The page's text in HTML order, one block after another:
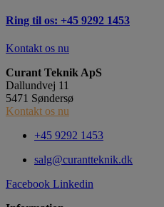
Ring til os: +45 9292 1453
Kontakt os nu
Curant Teknik ApS
Dallundvej 11
5471 Søndersø
Kontakt os nu
+45 9292 1453
salg@curantteknik.dk
Facebook Linkedin